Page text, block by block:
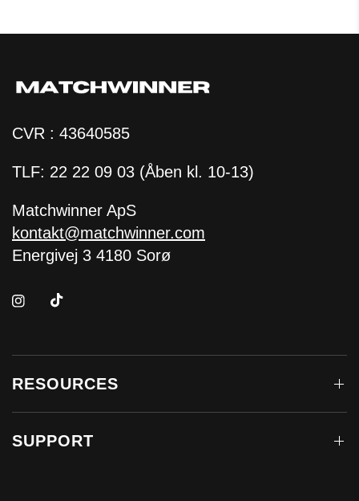
CVR : 43640585
TLF: 22 22 09 03 (Åben kl. 10-13)
Matchwinner ApS
kontakt@matchwinner.com
Energivej 3 4180 Sorø
RESOURCES
SUPPORT